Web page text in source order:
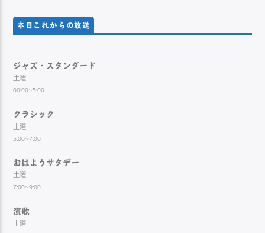
本日これからの放送
ジャズ・スタンダード
土曜
00:00~5:00
クラシック
土曜
5:00~7:00
おはようサタデー
土曜
7:00~9:00
演歌
土曜